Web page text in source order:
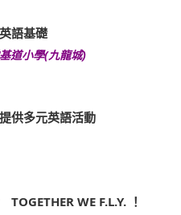
語基礎
道小學(九龍城)
供多元英語活動
WE F.L.Y. ！